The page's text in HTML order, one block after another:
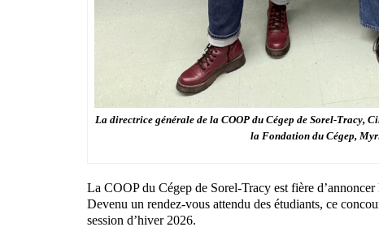
La directrice générale de la COOP du Cégep de Sorel-Tracy,
la Fondation du Cégep,
La COOP du Cégep de Sorel-Tracy est fière
Devenu un rendez-vous attendu des étudiants, ce
session d’hiver 2026.